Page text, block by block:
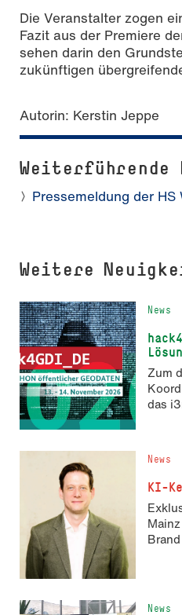
Die Veranstalter zogen
Fazit aus der Premiere
sehen darin den
zukünftigen
Autorin: Kerstin Jeppe
Weiterführende
Pressemeldung der HS
Weitere
News
Zum
das
und
zum
News
KI-
News